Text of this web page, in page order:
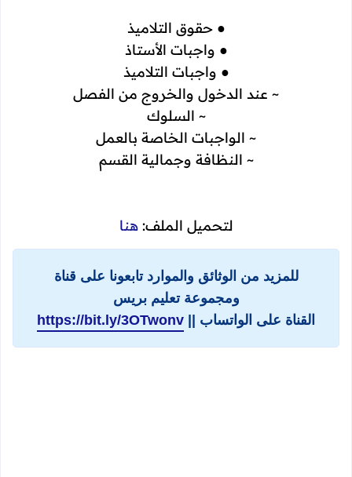
● حقوق التلاميذ
● واجبات الأستاذ
● واجبات التلاميذ
~ عند الدخول والخروج من الفصل
~ السلوك
~ الواجبات الخاصة بالعمل
~ النظافة وجمالية القسم
لتحميل الملف:هنا
للمزيد من الوثائق والموارد تابعونا على قناة
ومجموعة تعليم بريس
القناة على الواتساب || https://bit.ly/3OTwonv